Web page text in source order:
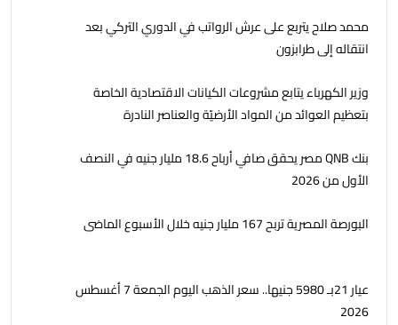
محمد صلاح يتربع على عرش الرواتب في الدوري التركي بعد
انتقاله إلى طرابزون
وزير الكهرباء يتابع مشروعات الكيانات الاقتصادية الخاصة
بتعظيم العوائد من المواد الأرضيّة والعناصر النادرة
بنك QNB مصر يحقق صافي أرباح 18.6 مليار جنيه في النصف
الأول من 2026
البورصة المصرية تربح 167 مليار جنيه خلال الأسبوع الماضى
عيار 21بـ 5980 جنيها.. سعر الذهب اليوم الجمعة 7 أغسطس
2026